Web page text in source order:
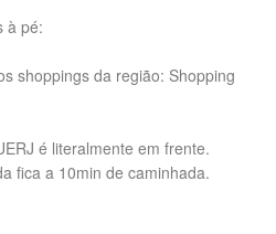
à pé:
shoppings da região: Shopping
é literalmente em frente.
fica a 10min de caminhada.